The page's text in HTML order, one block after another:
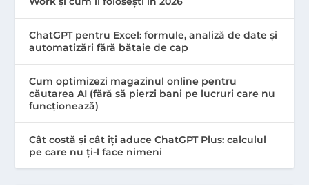
ChatGPT pentru Excel: formule, analiză de date și
automatizări fără bătaie de cap
Cum optimizezi magazinul online pentru
căutarea AI (fără să pierzi bani pe lucruri care nu
funcționează)
Cât costă și cât îți aduce ChatGPT Plus: calculul
pe care nu ți-l face nimeni